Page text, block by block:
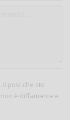
. Il post che sto
è diffamante e